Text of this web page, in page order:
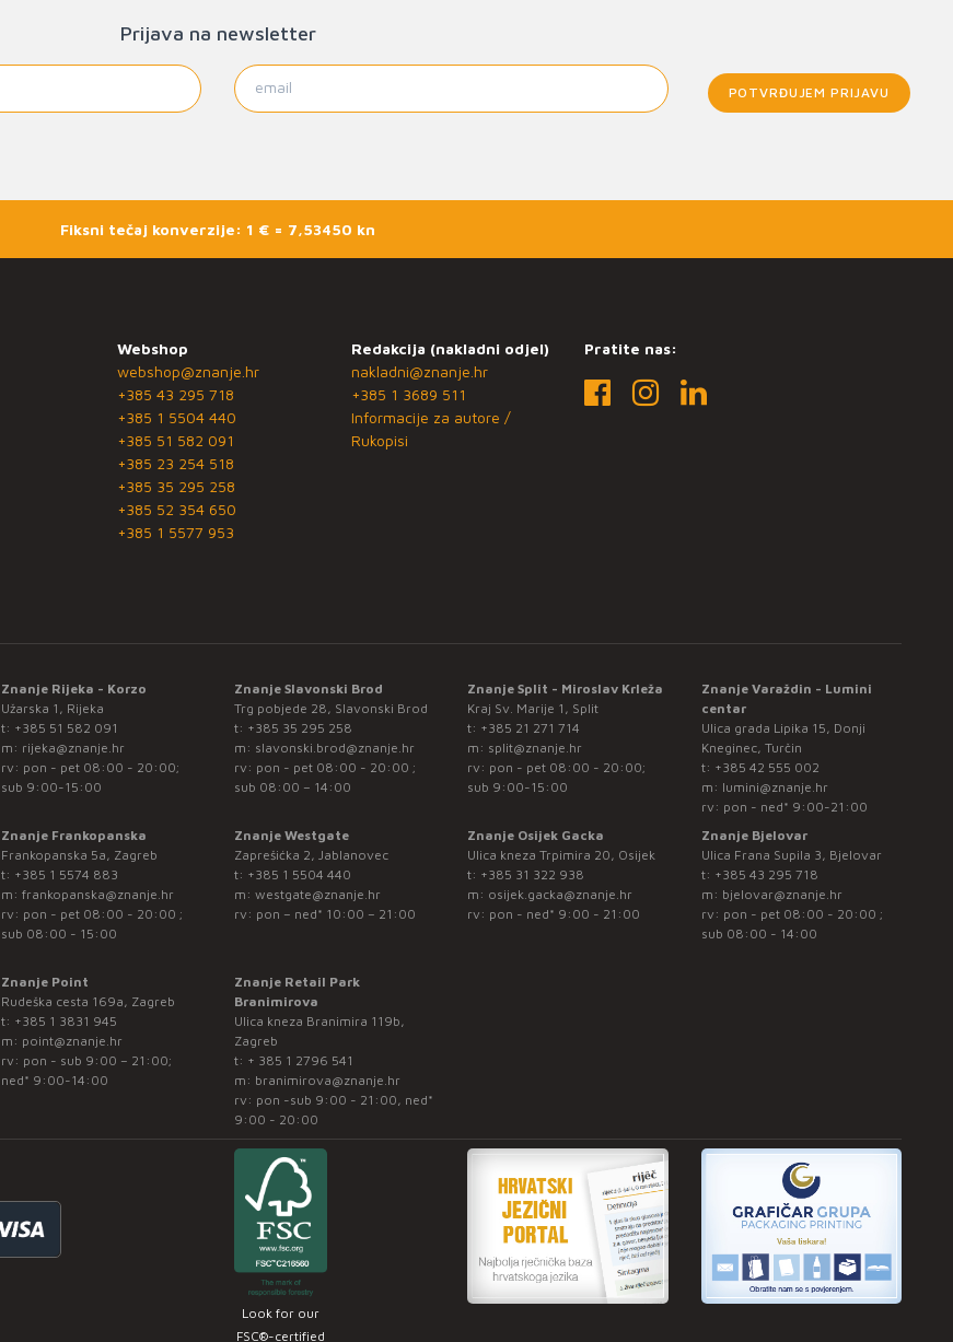
Prijava na newsletter
POTVRĐUJEM PRIJAVU
Fiksni tečaj konverzije: 1 € = 7,53450 kn
Webshop
webshop@znanje.hr
+385 43 295 718
+385 1 5504 440
+385 51 582 091
+385 23 254 518
+385 35 295 258
+385 52 354 650
+385 1 5577 953
Redakcija (nakladni odjel)
nakladni@znanje.hr
+385 1 3689 511
Informacije za autore /
Rukopisi
Pratite nas:
Znanje Rijeka - Korzo
Užarska 1, Rijeka
t: +385 51 582 091
m: rijeka@znanje.hr
rv: pon - pet 08:00 - 20:00;
sub 9:00-15:00
Znanje Slavonski Brod
Trg pobjede 28, Slavonski Brod
t: +385 35 295 258
m: slavonski.brod@znanje.hr
rv: pon - pet 08:00 - 20:00 ;
sub 08:00 – 14:00
Znanje Split - Miroslav Krleža
Kraj Sv. Marije 1, Split
t: +385 21 271 714
m: split@znanje.hr
rv: pon - pet 08:00 - 20:00;
sub 9:00-15:00
Znanje Varaždin - Lumini
centar
Ulica grada Lipika 15, Donji
Kneginec, Turčin
t: +385 42 555 002
m: lumini@znanje.hr
rv: pon - ned* 9:00-21:00
Znanje Frankopanska
Frankopanska 5a, Zagreb
t: +385 1 5574 883
m: frankopanska@znanje.hr
rv: pon - pet 08:00 - 20:00 ;
sub 08:00 - 15:00
Znanje Westgate
Zaprešićka 2, Jablanovec
t: +385 1 5504 440
m: westgate@znanje.hr
rv: pon – ned* 10:00 – 21:00
Znanje Osijek Gacka
Ulica kneza Trpimira 20, Osijek
t: +385 31 322 938
m: osijek.gacka@znanje.hr
rv: pon - ned* 9:00 - 21:00
Znanje Bjelovar
Ulica Frana Supila 3, Bjelovar
t: +385 43 295 718
m: bjelovar@znanje.hr
rv: pon - pet 08:00 - 20:00 ;
sub 08:00 - 14:00
Znanje Point
Rudeška cesta 169a, Zagreb
t: +385 1 3831 945
m: point@znanje.hr
rv: pon - sub 9:00 – 21:00;
ned* 9:00-14:00
Znanje Retail Park
Branimirova
Ulica kneza Branimira 119b,
Zagreb
t: + 385 1 2796 541
m: branimirova@znanje.hr
rv: pon -sub 9:00 - 21:00, ned*
9:00 - 20:00
Look for our
FSC®-certified